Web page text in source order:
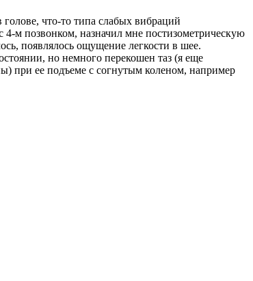
что-то типа слабых вибраций
м позвонком, назначил мне постизометрическую
появлялось ощущение легкости в шее.
но немного перекошен таз (я еще
при ее подъеме с согнутым коленом, например